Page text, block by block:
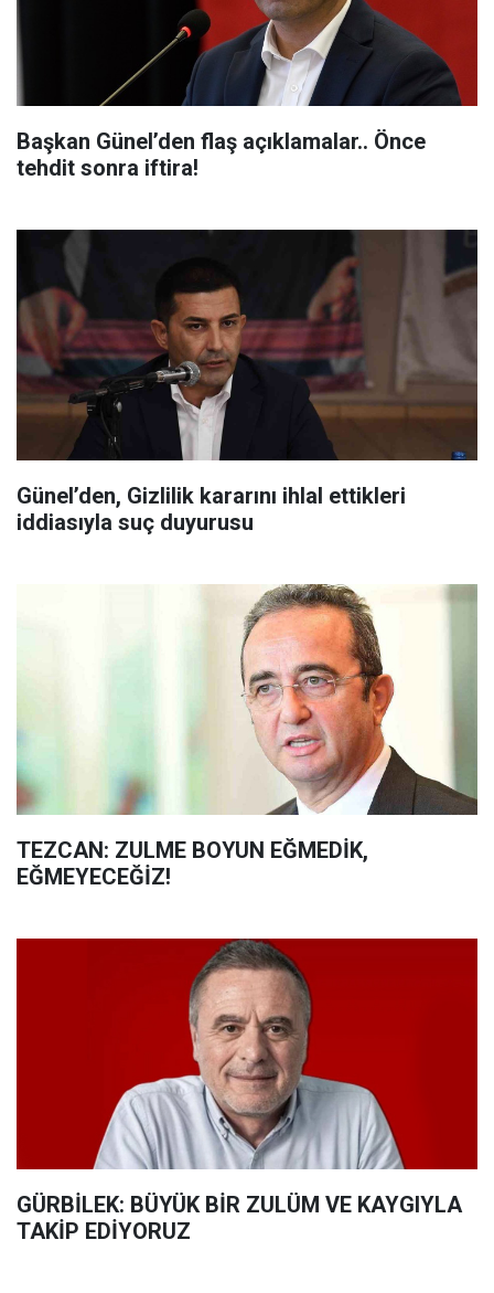
Başkan Günel’den flaş açıklamalar.. Önce
tehdit sonra iftira!
Günel’den, Gizlilik kararını ihlal ettikleri
iddiasıyla suç duyurusu
TEZCAN: ZULME BOYUN EĞMEDİK,
EĞMEYECEĞİZ!
GÜRBİLEK: BÜYÜK BİR ZULÜM VE KAYGIYLA
TAKİP EDİYORUZ